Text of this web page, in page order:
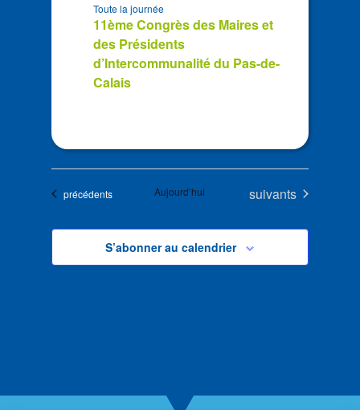
11ème Congrès des Maires et
des Présidents
d’Intercommunalité du Pas-de-
Calais
Toute la journée
Évènements
précédents Aujourd’hui Évènements
suivants
S’abonner au calendrier